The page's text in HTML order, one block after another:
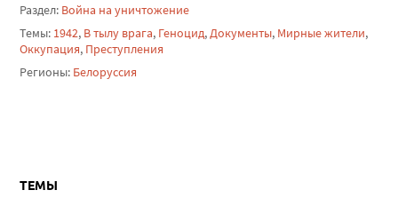
Раздел: Война на уничтожение
Темы: 1942, В тылу врага, Геноцид,Документы, Мирные жители,
Оккупация, Преступления
Регионы: Белоруссия
ТЕМЫ